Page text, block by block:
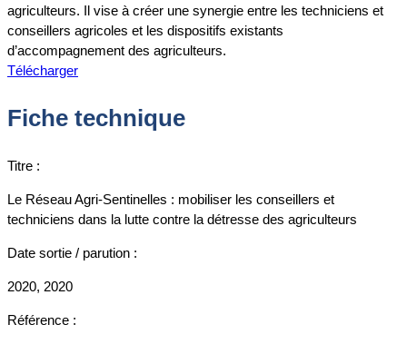
agriculteurs. Il vise à créer une synergie entre les techniciens et
conseillers agricoles et les dispositifs existants
d’accompagnement des agriculteurs.
Télécharger
Fiche technique
Titre :
Le Réseau Agri-Sentinelles : mobiliser les conseillers et
techniciens dans la lutte contre la détresse des agriculteurs
Date sortie / parution :
2020, 2020
Référence :